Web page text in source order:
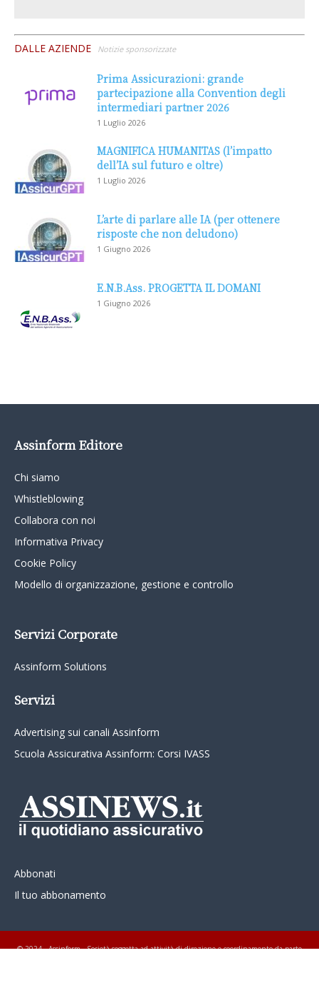
DALLE AZIENDE Notizie sponsorizzate
Prima Assicurazioni: grande
partecipazione alla Convention degli
intermediari partner 2026
1 Luglio 2026
MAGNIFICA HUMANITAS (l’impatto
dell’IA sul futuro e oltre)
1 Luglio 2026
L’arte di parlare alle IA (per ottenere
risposte che non deludono)
1 Giugno 2026
E.N.B.Ass. PROGETTA IL DOMANI
1 Giugno 2026
Assinform Editore
Chi siamo
Whistleblowing
Collabora con noi
Informativa Privacy
Cookie Policy
Modello di organizzazione, gestione e controllo
Servizi Corporate
Assinform Solutions
Servizi
Advertising sui canali Assinform
Scuola Assicurativa Assinform: Corsi IVASS
Abbonati
Il tuo abbonamento
© 2024 - Assinform - Società soggetta ad attività di direzione e coordinamento da parte